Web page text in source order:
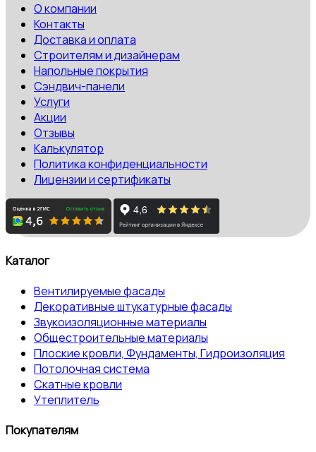
О компании
Контакты
Доставка и оплата
Строителям и дизайнерам
Напольные покрытия
Сэндвич-панели
Услуги
Акции
Отзывы
Калькулятор
Политика конфиденциальности
Лицензии и сертификаты
Каталог
Вентилируемые фасады
Декоративные штукатурные фасады
Звукоизоляционные материалы
Общестроительные материалы
Плоские кровли, Фундаменты, Гидроизоляция
Потолочная система
Скатные кровли
Утеплитель
Покупателям